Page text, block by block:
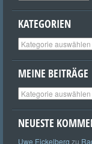
KATEGORIEN
Kategorien
MEINE BEITRÄGE
Meine
Beiträge
NEUESTE
Uwe Eickelberg zu